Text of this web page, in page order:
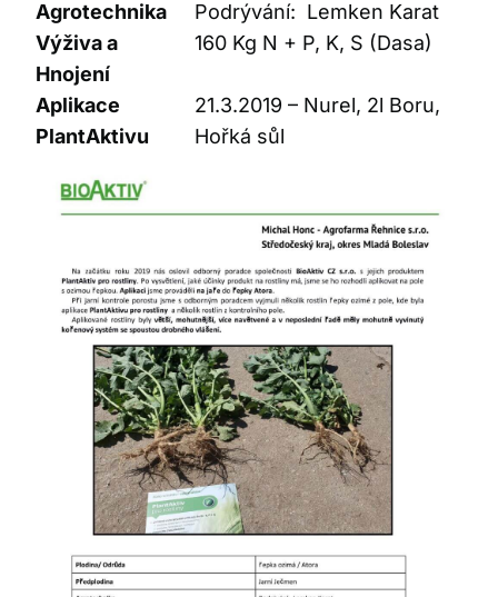
Agrotechnika
Podrývání: Lemken Karat
Výživa a
Hnojení
160 Kg N + P, K, S (Dasa)
Aplikace
PlantAktivu
21.3.2019 – Nurel, 2l Boru,
Hořká sůl